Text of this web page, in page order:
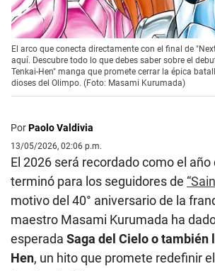
El arco que conecta directamente con el final de
aquí. Descubre todo lo que debes saber sobre el
Tenkai-Hen" manga que promete cerrar la épica
dioses del Olimpo. (Foto: Masami Kurumada)
PorPaolo Valdivia
13/05/2026, 02:06 p.m.
El 2026 será recordado como el año
terminó para los seguidores de
motivo del 40° aniversario de la
maestro Masami Kurumada ha
esperada Saga del Cielo o también
Hen, un hito que promete redefinir